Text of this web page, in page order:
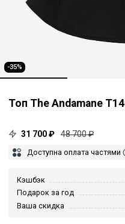
-35%
Топ The Andamane
31 700 ₽ 48 700 ₽
Доступна оплата частями
Кэшбэк
Подарок за год
Ваша скидка